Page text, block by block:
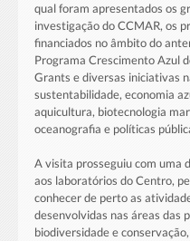
qual foram apresentados os
investigação do CCMAR, os
financiados no âmbito do
Programa Crescimento Azul
Grants e diversas iniciativas
sustentabilidade, economia
aquicultura, biotecnologia
oceanografia e políticas
A visita prosseguiu com uma
aos laboratórios do Centro,
conhecer de perto as
desenvolvidas nas áreas das
biodiversidade e conservação,